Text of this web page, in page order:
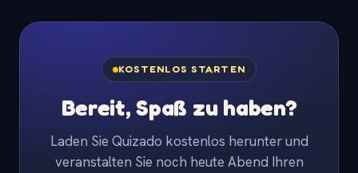
KOSTENLOS STARTEN
Bereit, Spaß zu haben?
Laden Sie Quizado kostenlos herunter und
veranstalten Sie noch heute Abend Ihren